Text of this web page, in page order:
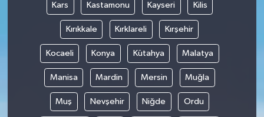
Kars Kastamonu Kayseri Kilis
Kırıkkale Kırklareli Kırşehir
Kocaeli Konya Kütahya Malatya
Manisa Mardin Mersin Muğla
Muş Nevşehir Niğde Ordu